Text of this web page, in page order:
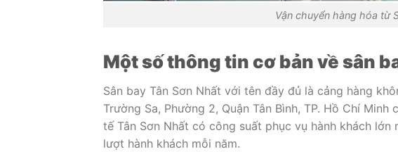
Vận chuyển hàng hóa từ
Một số thông tin cơ bản về sân
Sân bay Tân Sơn Nhất với tên đầy đủ là cảng hàng
Trường Sa, Phường 2, Quận Tân Bình, TP. Hồ Chí
tế Tân Sơn Nhất có công suất phục vụ hành khách
lượt hành khách mỗi năm.